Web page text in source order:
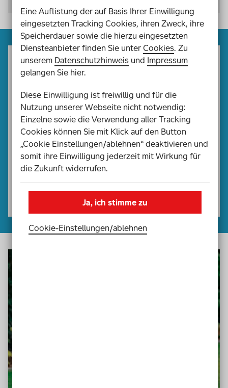
Was glaubst du?
Gründung 1964 in soziale Projekte gegeben?
Wähle eine Antwort:
3 Milliarden Euro
5 Milliarden Euro
über 5 Milliarden Euro
Antworten
Eine Auflistung der auf Basis Ihrer Einwilligung
eingesetzten Tracking Cookies, ihren Zweck, ihre
Speicherdauer sowie die hierzu eingesetzten
Diensteanbieter finden Sie unterCookies. Zu
unserem Datenschutzhinweis und Impressum
gelangen Sie hier.
Diese Einwilligung ist freiwillig und für die
Nutzung unserer Webseite nicht notwendig:
Einzelne sowie die Verwendung aller Tracking
Cookies können Sie mit Klick auf den Button
„Cookie Einstellungen/ablehnen“ deaktivieren und
somit ihre Einwilligung jederzeit mit Wirkung für
die Zukunft widerrufen.
Ja, ich stimme zu
Cookie-Einstellungen­/­ablehnen